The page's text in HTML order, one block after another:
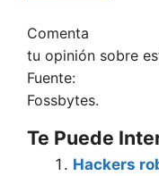
Comenta
tu opinión sobre
Fuente:
Fossbytes.
Te Puede
Hackers